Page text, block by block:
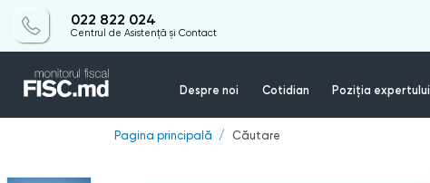
022 822 024
Centrul de Asistență și Contact
Despre noi Cotidian Poziția expertului
Pagina principală Căutare